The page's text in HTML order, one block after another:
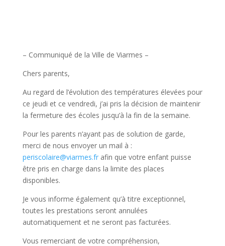
– Communiqué de la Ville de Viarmes –
Chers parents,
Au regard de l’évolution des températures élevées pour
ce jeudi et ce vendredi, j’ai pris la décision de maintenir
la fermeture des écoles jusqu’à la fin de la semaine.
Pour les parents n’ayant pas de solution de garde,
merci de nous envoyer un mail à :
periscolaire@viarmes.frafin que votre enfant puisse
être pris en charge dans la limite des places
disponibles.
Je vous informe également qu’à titre exceptionnel,
toutes les prestations seront annulées
automatiquement et ne seront pas facturées.
Vous remerciant de votre compréhension,